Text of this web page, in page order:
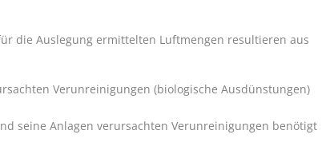
die Auslegung ermittelten Luftmengen resultieren aus
Verunreinigungen (biologische Ausdünstungen)
seine Anlagen verursachten Verunreinigungen benötigt